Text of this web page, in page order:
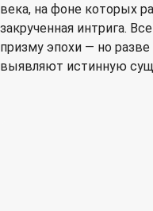
века, на фоне которых
закрученная интрига.
призму эпохи — но
выявляют истинную